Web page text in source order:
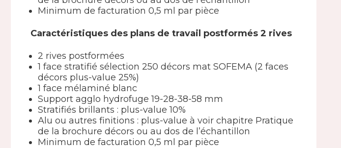
Minimum de facturation 0,5 ml par pièce
Caractéristiques des plans de travail postformés 2 rives
2 rives postformées
1 face stratifié sélection 250 décors mat SOFEMA (2 faces
décors plus-value 25%)
1 face mélaminé blanc
Support agglo hydrofuge 19-28-38-58 mm
Stratifiés brillants : plus-value 10%
Alu ou autres finitions : plus-value à voir chapitre Pratique
de la brochure décors ou au dos de l’échantillon
Minimum de facturation 0,5 ml par pièce